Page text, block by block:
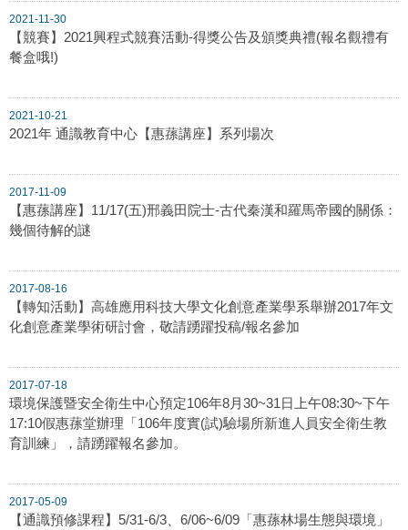
2021-11-30
【競賽】2021興程式競賽活動-得獎公告及頒獎典禮(報名觀禮有
餐盒哦!)
2021-10-21
2021年 通識教育中心【惠蓀講座】系列場次
2017-11-09
【惠蓀講座】11/17(五)邢義田院士-古代秦漢和羅馬帝國的關係：
幾個待解的謎
2017-08-16
【轉知活動】高雄應用科技大學文化創意產業學系舉辦2017年文
化創意產業學術研討會，敬請踴躍投稿/報名參加
2017-07-18
環境保護暨安全衛生中心預定106年8月30~31日上午08:30~下午
17:10假惠蓀堂辦理「106年度實(試)驗場所新進人員安全衛生教
育訓練」，請踴躍報名參加。
2017-05-09
【通識預修課程】5/31-6/3、6/06~6/09「惠蓀林場生態與環境」